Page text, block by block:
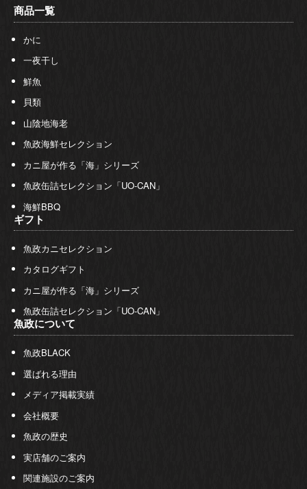
商品一覧
かに
一夜干し
鮮魚
貝類
山陰地海老
魚政海鮮セレクション
カニ屋が作る「海」シリーズ
魚政缶詰セレクション「UO-CAN」
海鮮BBQ
ギフト
魚政カニセレクション
カタログギフト
カニ屋が作る「海」シリーズ
魚政缶詰セレクション「UO-CAN」
魚政について
魚政BLACK
選ばれる理由
メディア掲載実績
会社概要
魚政の歴史
実店舗のご案内
関連施設のご案内